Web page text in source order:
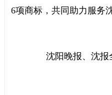
6项商标，共同助力服务
沈阳晚报、沈报全